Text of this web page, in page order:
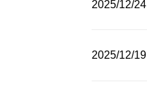
2025/12/24
2025/12/19